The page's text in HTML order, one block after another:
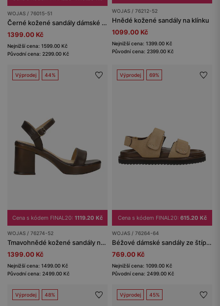
WOJAS / 76015-51
Černé kožené sandály dámské z kvalitní kůže
1399.00 Kč
Nejnižší cena: 1599.00 Kč
Původní cena: 2299.00 Kč
WOJAS / 76212-52
Hnědé kožené sandály na klínku
1099.00 Kč
Nejnižší cena: 1399.00 Kč
Původní cena: 2399.00 Kč
Výprodej 44%
Cena s kódem FINAL20: 1119.20 Kč
WOJAS / 76274-52
Tmavohnědé kožené sandály na širokém podpatku
1399.00 Kč
Nejnižší cena: 1499.00 Kč
Původní cena: 2499.00 Kč
Výprodej 69%
Cena s kódem FINAL20: 615.20 Kč
WOJAS / 76264-64
Béžové dámské sandály ze štípenky
769.00 Kč
Nejnižší cena: 1099.00 Kč
Původní cena: 2499.00 Kč
Výprodej 48% Výprodej 45%